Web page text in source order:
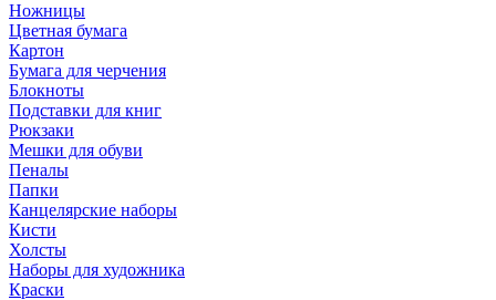
Ножницы
Цветная бумага
Картон
Бумага для черчения
Блокноты
Подставки для книг
Рюкзаки
Мешки для обуви
Пеналы
Папки
Канцелярские наборы
Кисти
Холсты
Наборы для художника
Краски